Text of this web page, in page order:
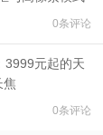
0条评论
3999元起的天
焦
0条评论